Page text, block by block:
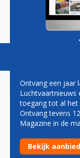
Magazine
LAPTOP
United Airlines
vrachtruim
Ontvang een jaar
Luchtvaartnieuws
toegang tot al het
Ontvang tevens
Magazine in de
Bekijk